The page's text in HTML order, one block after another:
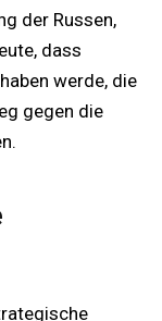
der Russen,
dass
werde, die
gegen die